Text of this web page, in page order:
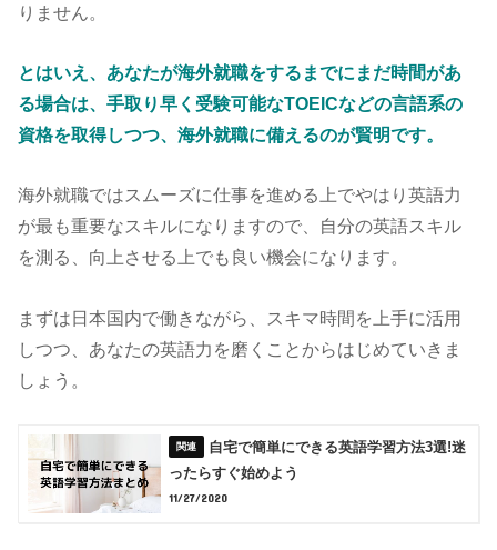
りません。
とはいえ、あなたが海外就職をするまでにまだ時間があ
る場合は、手取り早く受験可能なTOEICなどの言語系の
資格を取得しつつ、海外就職に備えるのが賢明です。
海外就職ではスムーズに仕事を進める上でやはり英語力
が最も重要なスキルになりますので、自分の英語スキル
を測る、向上させる上でも良い機会になります。
まずは日本国内で働きながら、スキマ時間を上手に活用
しつつ、あなたの英語力を磨くことからはじめていきま
しょう。
自宅で簡単にできる英語学習方法3選!迷
ったらすぐ始めよう
11/27/2020